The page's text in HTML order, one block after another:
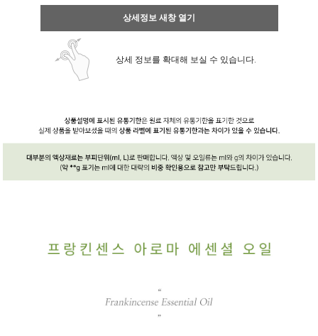
상세정보 새창 열기
상세 정보를 확대해 보실 수 있습니다.